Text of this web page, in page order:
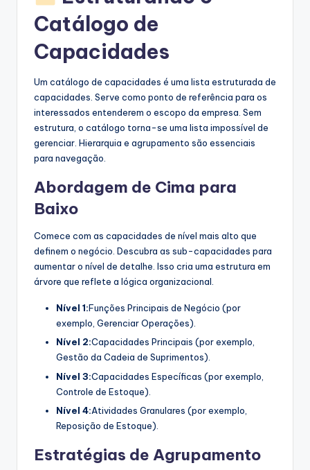
Catálogo de
Capacidades
Um catálogo de capacidades é uma lista estruturada de
capacidades. Serve como ponto de referência para os
interessados entenderem o escopo da empresa. Sem
estrutura, o catálogo torna-se uma lista impossível de
gerenciar. Hierarquia e agrupamento são essenciais
para navegação.
Abordagem de Cima para
Baixo
Comece com as capacidades de nível mais alto que
definem o negócio. Descubra as sub-capacidades para
aumentar o nível de detalhe. Isso cria uma estrutura em
árvore que reflete a lógica organizacional.
Nível 1:Funções Principais de Negócio (por
exemplo, Gerenciar Operações).
Nível 2:Capacidades Principais (por exemplo,
Gestão da Cadeia de Suprimentos).
Nível 3:Capacidades Específicas (por exemplo,
Controle de Estoque).
Nível 4:Atividades Granulares (por exemplo,
Reposição de Estoque).
Estratégias de Agrupamento